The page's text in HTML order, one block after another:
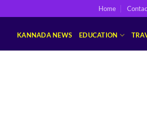
Home
KANNADA NEWS EDUCATION